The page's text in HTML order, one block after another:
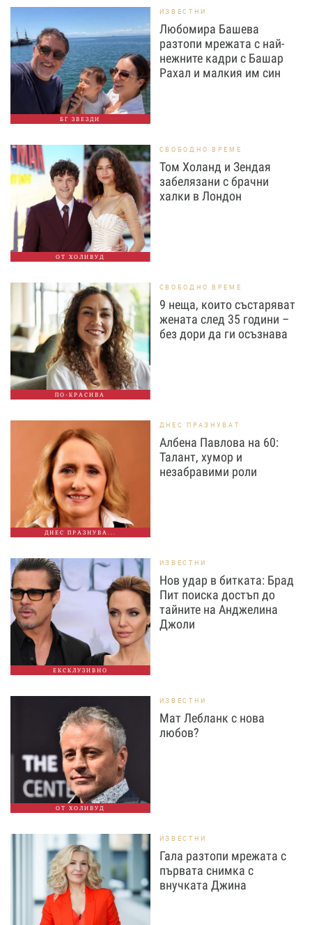
БГ ЗВЕЗДИ
ИЗВЕСТНИ
Любомира Башева
разтопи мрежата с най-
нежните кадри с Башар
Рахал и малкия им син
ОТ ХОЛИВУД
СВОБОДНО ВРЕМЕ
Том Холанд и Зендая
забелязани с брачни
халки в Лондон
ПО-КРАСИВА
СВОБОДНО ВРЕМЕ
9 неща, които състаряват
жената след 35 години –
без дори да ги осъзнава
ДНЕС ПРАЗНУВА...
ДНЕС ПРАЗНУВАТ
Албена Павлова на 60:
Талант, хумор и
незабравими роли
ЕКСКЛУЗИВНО
ИЗВЕСТНИ
Нов удар в битката: Брад
Пит поиска достъп до
тайните на Анджелина
Джоли
ОТ ХОЛИВУД
ИЗВЕСТНИ
Мат Лебланк с нова
любов?
ИЗВЕСТНИ
Гала разтопи мрежата с
първата снимка с
внучката Джина